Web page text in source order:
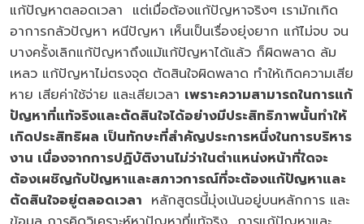
แก้ปัญหาตลอดเวลา แต่เมื่อต้องแก้ปัญหาจริงๆ เรามักเกิด
อาการกลัวปัญหา หนีปัญหา เห็นเป็นเรื่องยุ่งยาก แก้ไม่จบ จน
บางครั้งเลิกแก้ปัญหาถึงแม้แก้ปัญหาได้แล้ว ก็ผิดพลาด ล้ม
เหลว แก้ปัญหาไม่ตรงจุด ตัดสินใจผิดพลาด ทำให้เกิดความเสีย
หาย เสียค่าใช้จ่าย และเสียเวลา เพราะความสามารถในการแก้
ปัญหาที่แท้จริงและตัดสินใจได้อย่างมีประสิทธิภาพนั้นทำให้
เกิดประสิทธิผล เป็นทักษะที่สำคัญประการหนึ่งในการบริหาร
งาน เนื่องจากการปฏิบัติงานไม่ว่าในตำแหน่งหน้าที่ใดจะ
ต้องเผชิญกับปัญหาและสภาวการณ์ที่จะต้องแก้ปัญหาและ
ตัดสินใจอยู่ตลอดเวลา หลักสูตรนี้มุ่งเน้นอยู่บนหลักการ และ